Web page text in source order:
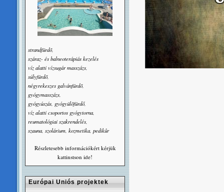
strandfürdõ,
száraz- és balneoterápiás kezelés
víz alatti vízsugár masszázs,
súlyfürdõ,
négyrekeszes galvánfürdõ,
gyógymasszázs,
gyógyúszás, gyógyülõfürdő,
víz alatti csoportos gyógytorna,
reumatológiai szakrendelés,
szauna, szolárium, kozmetika, pedikûr
Részletesebb információkért kérjük
kattinstson ide!
Európai Uniós projektek